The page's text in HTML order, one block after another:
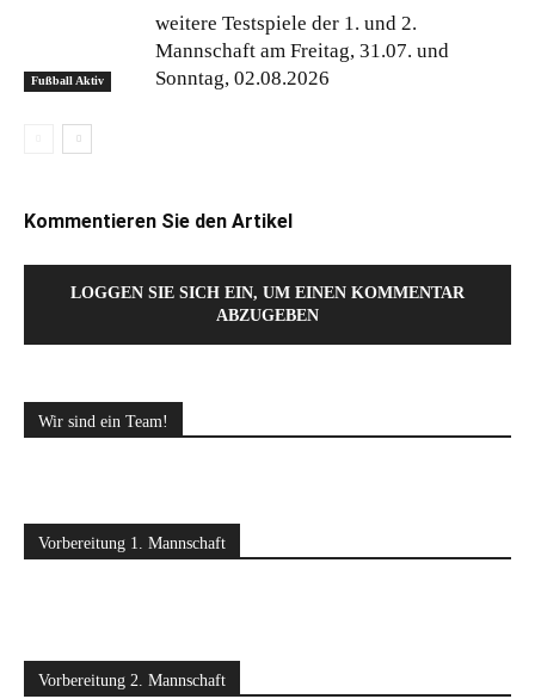
Fußball Aktiv
weitere Testspiele der 1. und 2.
Mannschaft am Freitag, 31.07. und
Sonntag, 02.08.2026
Kommentieren Sie den Artikel
LOGGEN SIE SICH EIN, UM EINEN KOMMENTAR
ABZUGEBEN
Wir sind ein Team!
Vorbereitung 1. Mannschaft
Vorbereitung 2. Mannschaft